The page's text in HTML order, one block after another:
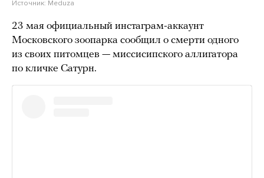
Источник: Meduza
23 мая официальный инстаграм-аккаунт
Московского зоопарка сообщил о смерти одного
из своих питомцев — миссисипского аллигатора
по кличке Сатурн.